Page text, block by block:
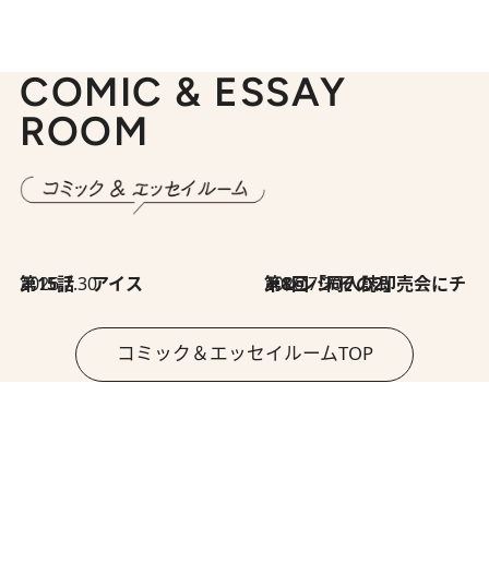
COMIC & ESSAY
ROOM
2026.7.30
第15話 アイス 2026.7.30
第8回「同人誌即売会にチャレンジ その2」
コミック＆エッセイルームTOP